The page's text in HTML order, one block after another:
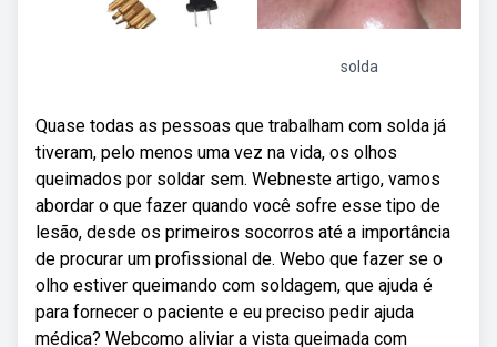
solda
Quase todas as pessoas que trabalham com solda já
tiveram, pelo menos uma vez na vida, os olhos
queimados por soldar sem. Webneste artigo, vamos
abordar o que fazer quando você sofre esse tipo de
lesão, desde os primeiros socorros até a importância
de procurar um profissional de. Webo que fazer se o
olho estiver queimando com soldagem, que ajuda é
para fornecer o paciente e eu preciso pedir ajuda
médica? Webcomo aliviar a vista queimada com